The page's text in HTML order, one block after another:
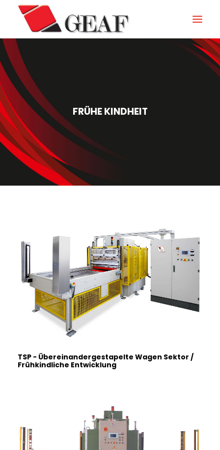
GEAF
UNTERNEHMEN
KNOW-HOW
UNSERE SEKTOREN
KONTAKTIEREN
NEUIGKEITEN UND VERANSTALTUNGEN
DOWNLOAD
ITALIANO
ENGLISH
FRÜHE KINDHEIT
TSP - Übereinandergestapelte Wagen Sektor /
Frühkindliche Entwicklung